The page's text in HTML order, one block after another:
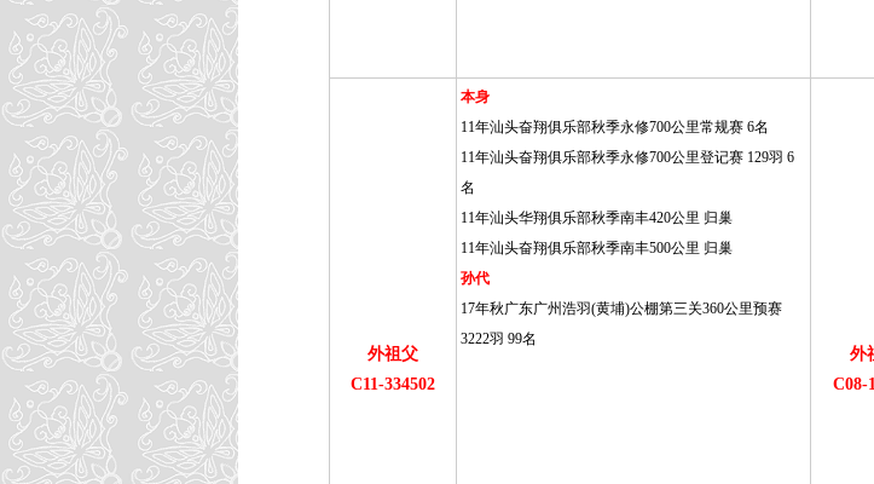
外祖父
C11-334502
本身
11年汕头奋翔俱乐部秋季永修700公里常规赛 6名
11年汕头奋翔俱乐部秋季永修700公里登记赛 129羽 6
名
11年汕头华翔俱乐部秋季南丰420公里 归巢
11年汕头奋翔俱乐部秋季南丰500公里 归巢
孙代
17年秋广东广州浩羽(黄埔)公棚第三关360公里预赛
3222羽 99名
外
C08-